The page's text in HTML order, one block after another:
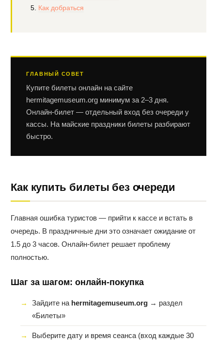
Как добраться
ГЛАВНЫЙ СОВЕТ
Купите билеты онлайн на сайте
hermitagemuseum.org минимум за 2–3 дня.
Онлайн-билет — отдельный вход без очереди у
кассы. На майские праздники билеты разбирают
быстро.
Как купить билеты без очереди
Главная ошибка туристов — прийти к кассе и встать в
очередь. В праздничные дни это означает ожидание от
1.5 до 3 часов. Онлайн-билет решает проблему
полностью.
Шаг за шагом: онлайн-покупка
Зайдите на hermitagemuseum.org → раздел
«Билеты»
Выберите дату и время сеанса (вход каждые 30